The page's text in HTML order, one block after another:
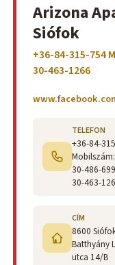
Arizona
Siófok
+36-84-315-754
30-463-1266
TELEFON
+36-84-
30-486-
30-463-
CÍM
8600
Batthyány
utca 14/B